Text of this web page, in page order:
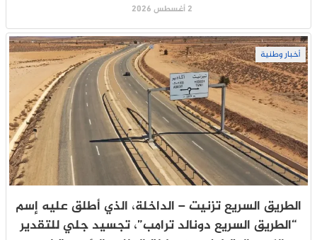
2 أغسطس 2026
أخبار وطنية
الطريق السريع تزنيت – الداخلة، الذي أطلق عليه إسم
“الطريق السريع دونالد ترامب”، تجسيد جلي للتقدير